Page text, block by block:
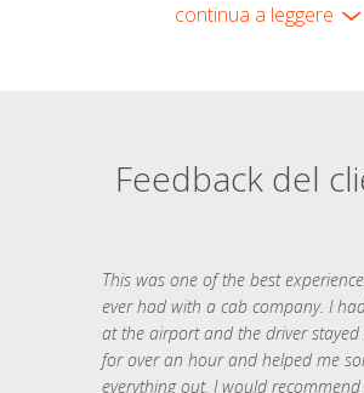
continua a leggere
Feedback del
This was one of the best
ever had with a cab company. I
at the airport and the driver
for over an hour and helped me
everything out. I would